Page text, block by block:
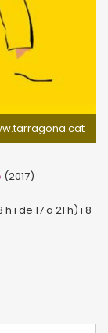
(2017)
i de 17 a 21 h) i 8